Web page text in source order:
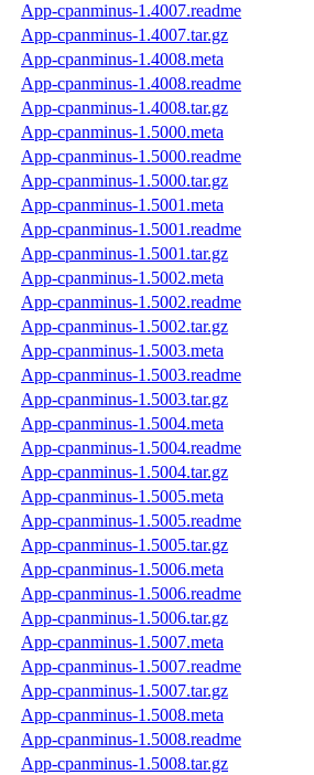
App-cpanminus-1.4007.readme
App-cpanminus-1.4007.tar.gz
App-cpanminus-1.4008.meta
App-cpanminus-1.4008.readme
App-cpanminus-1.4008.tar.gz
App-cpanminus-1.5000.meta
App-cpanminus-1.5000.readme
App-cpanminus-1.5000.tar.gz
App-cpanminus-1.5001.meta
App-cpanminus-1.5001.readme
App-cpanminus-1.5001.tar.gz
App-cpanminus-1.5002.meta
App-cpanminus-1.5002.readme
App-cpanminus-1.5002.tar.gz
App-cpanminus-1.5003.meta
App-cpanminus-1.5003.readme
App-cpanminus-1.5003.tar.gz
App-cpanminus-1.5004.meta
App-cpanminus-1.5004.readme
App-cpanminus-1.5004.tar.gz
App-cpanminus-1.5005.meta
App-cpanminus-1.5005.readme
App-cpanminus-1.5005.tar.gz
App-cpanminus-1.5006.meta
App-cpanminus-1.5006.readme
App-cpanminus-1.5006.tar.gz
App-cpanminus-1.5007.meta
App-cpanminus-1.5007.readme
App-cpanminus-1.5007.tar.gz
App-cpanminus-1.5008.meta
App-cpanminus-1.5008.readme
App-cpanminus-1.5008.tar.gz